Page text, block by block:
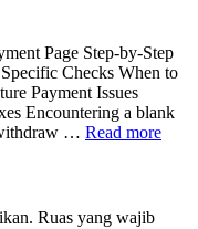
Page Step-by-Step
Checks When to
Payment Issues
Encountering a blank
… Read more
Ruas yang wajib